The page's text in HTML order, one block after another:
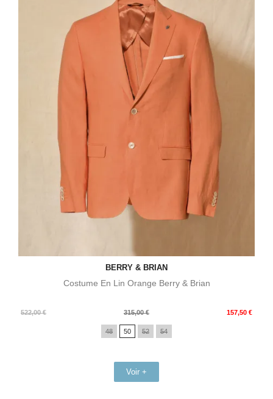
BERRY & BRIAN
Costume En Lin Orange Berry & Brian
522,00 €
Prix
315,00 € 157,50 €
Prix
48 50 52 54
Voir +